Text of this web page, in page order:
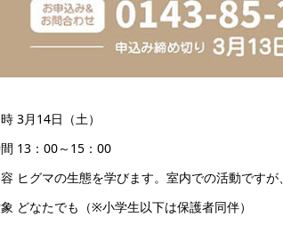
3月14日（土）
13：00～15：00
ヒグマの生態を学びます。室内での活動です
どなたでも（※小学生以下は保護者同伴）